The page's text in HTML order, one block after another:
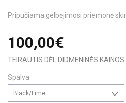
Pripučiama gelbėjimosi priemonė
100,00€
TEIRAUTIS DĖL DIDMENINĖS KAINOS
Spalva
Black/Lime